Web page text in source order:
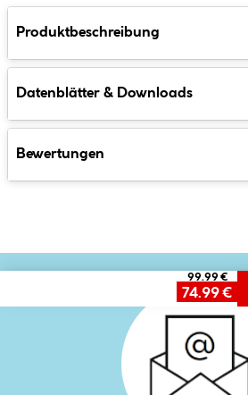
Produktbeschreibung
Datenblätter & Downloads
Bewertungen
99.99 €
74.99 €